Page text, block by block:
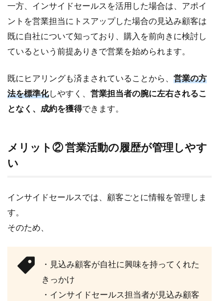
ント
② 顧
客と
関係
を保
ち続
4.3
ポイ
ント
管理
携を
5
サ
イ
一方、インサイドセールスを活用した場合は、アポイ
ントを営業担当にトスアップした場合の見込み顧客は
既に自社について知っており、購入を前向きに検討し
ているという前提ありきで営業を始められます。
既にヒアリングも済まされていることから、 営業の方
法を標準化しやすく、 営業担当者の腕に左右されるこ
となく、成約を獲得できます。
メリット② 営業活動の履歴が管理しやす
い
インサイドセールスでは、顧客ごとに情報を管理しま
す。
そのため、
・見込み顧客が自社に興味を持ってくれた
きっかけ
・インサイドセールス担当者が見込み顧客